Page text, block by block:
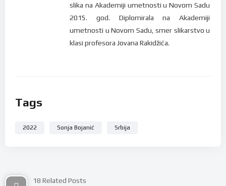
slika na Akademiji umetnosti u Novom Sadu
2015. god. Diplomirala na Akademiji
umetnosti u Novom Sadu, smer slikarstvo u
klasi profesora Jovana Rakidžića.
Tags
2022 Sonja Bojanić Srbija
18 Related Posts